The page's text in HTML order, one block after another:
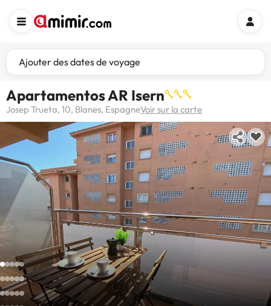
Ajouter des dates de voyage
Apartamentos AR Isern
Josep Trueta, 10, Blanes, EspagneVoir sur la carte